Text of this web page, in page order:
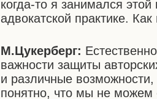
когда-то я занимался
адвокатской практике.
М.Цукерберг:
важности защиты
и различные
понятно, что мы не можем